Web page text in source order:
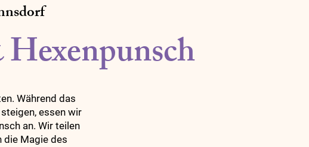
Während das
essen wir
an. Wir teilen
die Magie des